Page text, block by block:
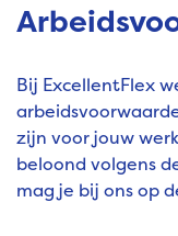
Bij ExcellentFlex
zijn voor jouw
beloond volgens
mag je bij ons op